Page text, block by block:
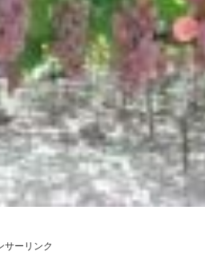
サーリンク